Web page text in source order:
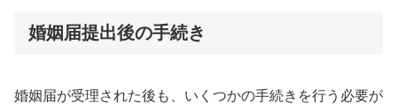
婚姻届提出後の手続き
婚姻届が受理された後も、いくつかの手続きを行う必要が